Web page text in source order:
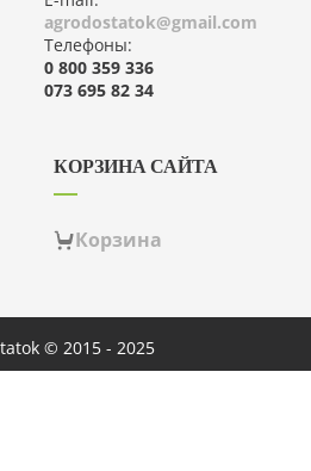
agrodostatok@gmail.com
Телефоны:
0 800 359 336
073 695 82 34
КОРЗИНА САЙТА
Корзина
© 2015 - 2025